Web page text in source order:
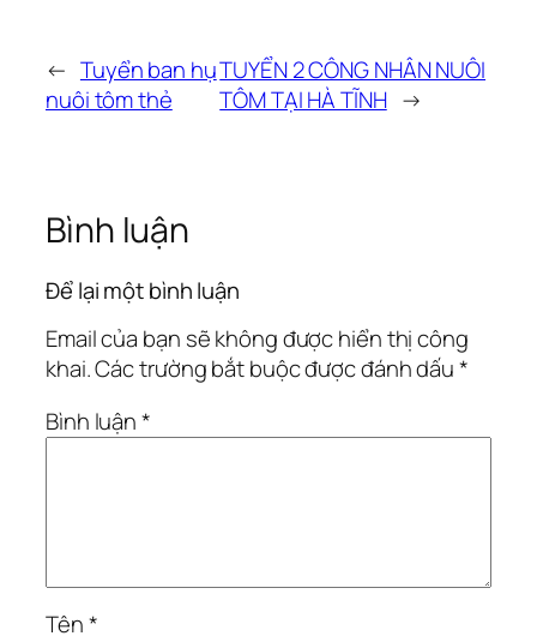
← Tuyển ban hụ
nuôi tôm thẻ
TUYỂN 2 CÔNG NHÂN NUÔI
TÔM TẠI HÀ TĨNH →
Bình luận
Để lại một bình luận
Email của bạn sẽ không được hiển thị công
khai.Các trường bắt buộc được đánh dấu*
Bình luận*
Tên*